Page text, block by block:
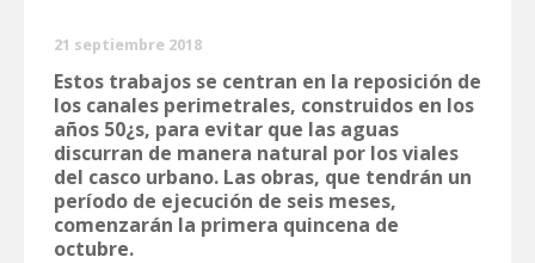
21 septiembre 2018
Estos trabajos se centran en la reposición de
los canales perimetrales, construidos en los
años 50¿s, para evitar que las aguas
discurran de manera natural por los viales
del casco urbano. Las obras, que tendrán un
período de ejecución de seis meses,
comenzarán la primera quincena de
octubre.